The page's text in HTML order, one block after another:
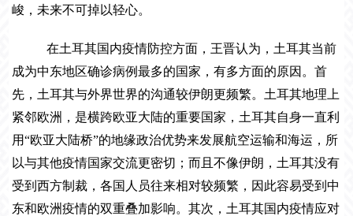
峻，未来不可掉以轻心。
在土耳其国内疫情防控方面，王晋认为，土耳其当前
成为中东地区确诊病例最多的国家，有多方面的原因。首
先，土耳其与外界世界的沟通较伊朗更频繁。土耳其地理上
紧邻欧洲，是横跨欧亚大陆的重要国家，土耳其自身一直利
用“欧亚大陆桥”的地缘政治优势来发展航空运输和海运，所
以与其他疫情国家交流更密切；而且不像伊朗，土耳其没有
受到西方制裁，各国人员往来相对较频繁，因此容易受到中
东和欧洲疫情的双重叠加影响。其次，土耳其国内疫情应对